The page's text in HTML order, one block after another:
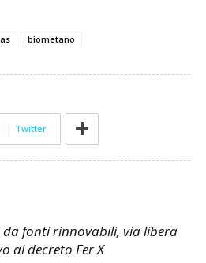
biometano
Twitter
da fonti rinnovabili, via libera
al decreto Fer X